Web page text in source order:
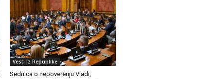
Vesti iz Republike
Sednica o nepoverenju Vladi,